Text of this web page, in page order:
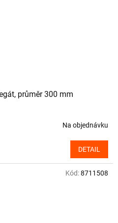
průměr 300 mm
Na objednávku
DETAIL
Kód:8711508